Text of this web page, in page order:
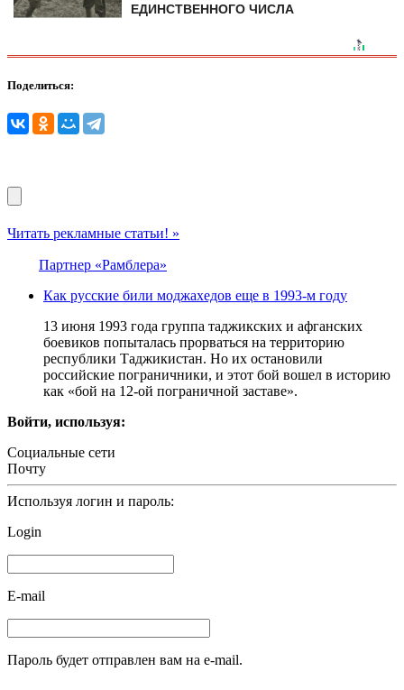
ЕДИНСТВЕННОГО ЧИСЛА
Поделиться:
Читать рекламные статьи! »
Партнер «Рамблера»
Как русские били моджахедов еще в 1993-м году
13 июня 1993 года группа таджикских и афганских
боевиков попыталась прорваться на территорию
республики Таджикистан. Но их остановили
российские пограничники, и этот бой вошел в историю
как «бой на 12-ой пограничной заставе».
Войти, используя:
Социальные сети
Почту
Используя логин и пароль:
Login
E-mail
Пароль будет отправлен вам на e-mail.